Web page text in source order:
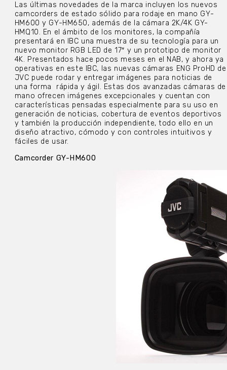
Las últimas novedades de la marca incluyen los nuevos
camcorders de estado sólido para rodaje en mano GY-
HM600 y GY-HM650, además de la cámara 2K/4K GY-
HMQ10. En el ámbito de los monitores, la compañía
presentará en IBC una muestra de su tecnología para un
nuevo monitor RGB LED de 17″ y un prototipo de monitor
4K. Presentados hace pocos meses en el NAB, y ahora ya
operativas en este IBC, las nuevas cámaras ENG ProHD de
JVC puede rodar y entregar imágenes para noticias de
una forma rápida y ágil. Estas dos avanzadas cámaras de
mano ofrecen imágenes excepcionales y cuentan con
características pensadas especialmente para su uso en
generación de noticias, cobertura de eventos deportivos
y también la producción independiente, todo ello en un
diseño atractivo, cómodo y con controles intuitivos y
fáciles de usar.
Camcorder GY-HM600